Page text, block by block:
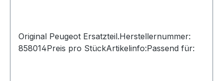
Original Peugeot Ersatzteil.Herstellernummer:
858014Preis pro StückArtikelinfo:Passend für: